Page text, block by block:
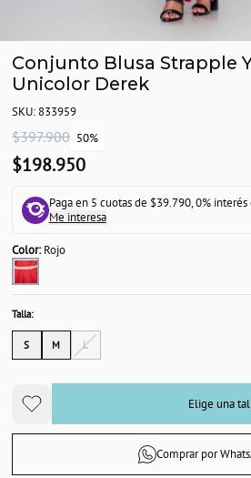
Conjunto Blusa Strapple
Unicolor Derek
SKU: 833959
$397.900 50%
$198.950
Paga en 5 cuotas de $39.790, 0% interés
Me interesa
Color:Rojo
Talla:
S M L
Elige una
Comprar por